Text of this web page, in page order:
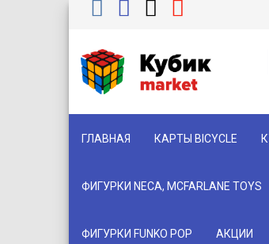
ГЛАВНАЯ КАРТЫ BICYCLE
ФИГУРКИ NECA, MCFARLANE TOYS
ФИГУРКИ FUNKO POP АКЦИИ